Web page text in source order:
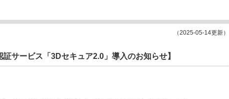
（2025-05-14更新）
サービス「3Dセキュア2.0」導入のお知らせ】